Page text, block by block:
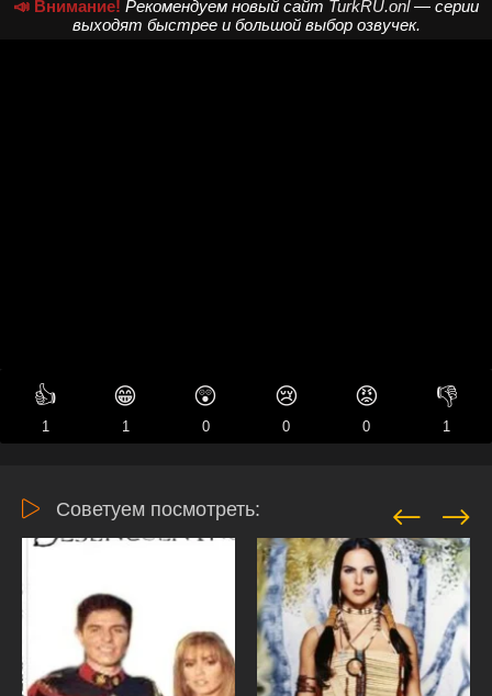
📣 Внимание! Рекомендуем новый сайт TurkRU.onl— серии
выходят быстрее и большой выбор озвучек.
👍
1
😁
1
😲
0
😢
0
😡
0
👎
1
Советуем посмотреть: